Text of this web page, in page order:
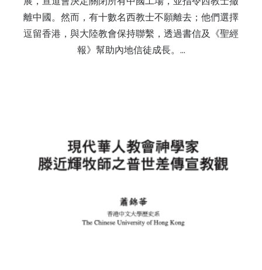
離中國。然而，有十數名西教士不願離去；他們選擇
逗留香港，與大陸教會保持聯繫，透過書信及《聖經
報》幫助內地信徒成長。…